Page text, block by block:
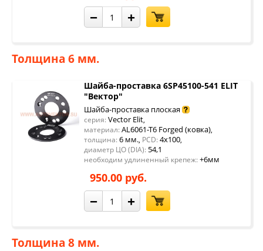
− +
Толщина 6 мм.
Шайба-проставка 6SP45100-541 ELIT
"Вектор"
Шайба-проставка плоская
серия: Vector Elit,
материал: AL6061-T6 Forged (ковка),
толщина: 6 мм., PCD: 4x100,
диаметр ЦО (DIA): 54,1
необходим удлиненный крепеж: +6мм
950.00 руб.
− +
Толщина 8 мм.